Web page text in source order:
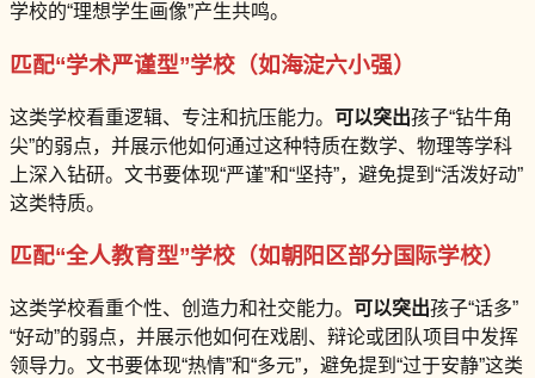
学校的“理想学生画像”产生共鸣。
匹配“学术严谨型”学校（如海淀六小强）
这类学校看重逻辑、专注和抗压能力。 可以突出孩子“钻牛角
尖”的弱点，并展示他如何通过这种特质在数学、物理等学科
上深入钻研。文书要体现“严谨”和“坚持”，避免提到“活泼好动”
这类特质。
匹配“全人教育型”学校（如朝阳区部分国际学校）
这类学校看重个性、创造力和社交能力。 可以突出孩子“话多”
“好动”的弱点，并展示他如何在戏剧、辩论或团队项目中发挥
领导力。文书要体现“热情”和“多元”，避免提到“过于安静”这类